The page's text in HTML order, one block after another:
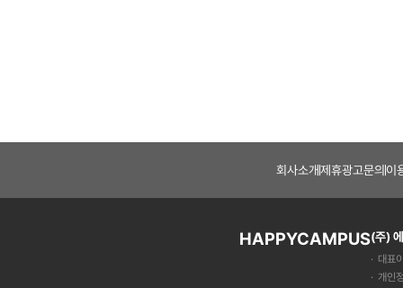
회사소개제휴광고문의 이
HAPPYCAMPUS(주)
대표
개인